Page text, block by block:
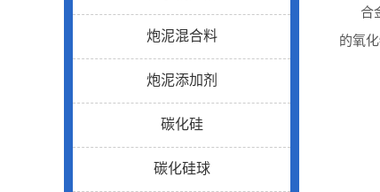
炮泥混合料
炮泥添加剂
碳化硅
碳化硅球
合金
的氧